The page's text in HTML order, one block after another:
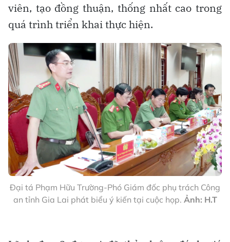
viên, tạo đồng thuận, thống nhất cao trong
quá trình triển khai thực hiện.
Đại tá Phạm Hữu Trường-Phó Giám đốc phụ trách Công
an tỉnh Gia Lai phát biểu ý kiến tại cuộc họp. Ảnh: H.T